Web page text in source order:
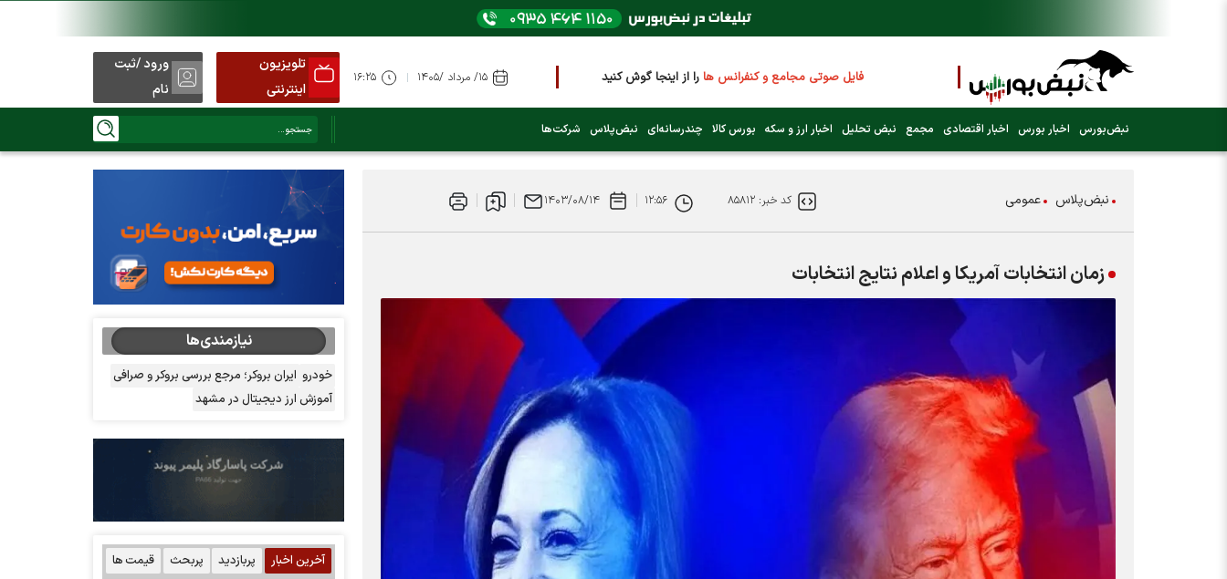
فایل صوتی مجامع و کنفرانس هارا از اینجا گوش کنید
عرضه اولیه بعدی کدام نماد است؟ (کلیک کنید)
تلویزیون
اینترنتی
ورود /ثبت
نام
نبض‌بورس اخبار بورس اخبار اقتصادی مجمع نبض تحلیل اخبار ارز و سکه بورس کالا چندرسانه‌ای نبض‌پلاس شرکت‌ها
نبض‌پلاس عمومی کد خبر: ۸۵۸۱۲ ۱۲:۵۶ ۱۴۰۳/۰۸/۱۴
زمان انتخابات آمریکا و اعلام نتایج انتخابات
نیازمندی‌ها
خودرو ایران بروکر؛ مرجع بررسی بروکر و صرافی
آموزش ارز دیجیتال در مشهد
آخرین اخبار پربازدید پربحث قیمت ها